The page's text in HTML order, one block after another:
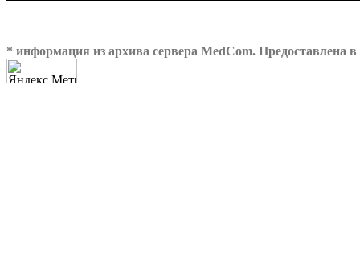
* информация из архива сервера MedCom. Предоставлена